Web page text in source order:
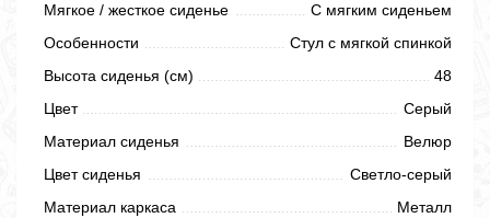
Мягкое / жесткое сиденье
С мягким сиденьем
Особенности
Стул с мягкой спинкой
Высота сиденья (см)
48
Цвет
Серый
Материал сиденья
Велюр
Цвет сиденья
Светло-серый
Материал каркаса
Металл